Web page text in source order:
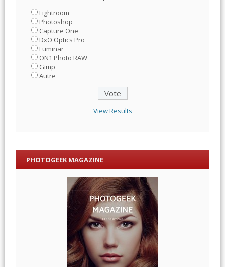
Lightroom
Photoshop
Capture One
DxO Optics Pro
Luminar
ON1 Photo RAW
Gimp
Autre
View Results
PHOTOGEEK MAGAZINE